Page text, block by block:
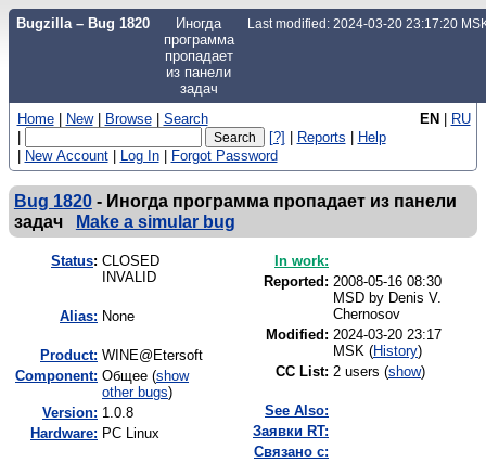
Bugzilla – Bug 1820
Иногда
программа
пропадает
из панели
задач
Last modified: 2024-03-20 23:17:20
EN | RU
Home | New | Browse | Search
|
[?] | Reports | Help
| New Account | Log In | Forgot Password
Bug 1820 - Иногда программа пропадает из панели
задач
Make a simular bug
Status: CLOSED
INVALID
Alias: None
Product: WINE@Etersoft
Component: Общее (show
other bugs)
Version: 1.0.8
Hardware: PC Linux
In work:
Reported: 2008-05-16 08:30
MSD by Denis V.
Chernosov
Modified: 2024-03-20 23:17
MSK (History)
CC List: 2 users (show)
See Also:
Заявки RT:
Связано с: